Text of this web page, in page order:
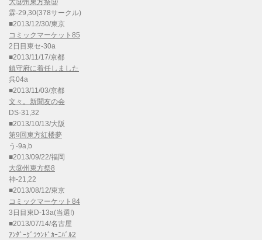
大⑨州東方祭⑨
霖-29,30(378サークル)
■2013/12/30/東京
コミックマーケット85
2日目東セ-30a
■2013/11/17/京都
鎮守府に着任しました
呉04a
■2013/11/03/京都
文々。新聞友の会
DS-31,32
■2013/10/13/大阪
第9回東方紅楼夢
う-9a,b
■2013/09/22/福岡
大⑨州東方祭8
神-21,22
■2013/08/12/東京
コミックマーケット84
3日目東D-13a(当選!)
■2013/07/14/名古屋
ｱﾝﾀﾞｰｸﾞﾗｳﾝﾄﾞｶｰﾆﾊﾞﾙ2